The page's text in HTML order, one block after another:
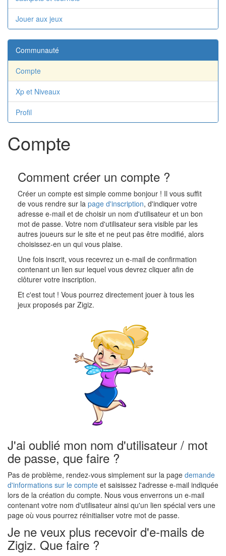
Jouer aux jeux
Communauté
Compte
Xp et Niveaux
Profil
Compte
Comment créer un compte ?
Créer un compte est simple comme bonjour ! Il vous suffit
de vous rendre sur la page d'inscription, d'indiquer votre
adresse e-mail et de choisir un nom d'utilisateur et un bon
mot de passe. Votre nom d'utilisateur sera visible par les
autres joueurs sur le site et ne peut pas être modifié, alors
choisissez-en un qui vous plaise.
Une fois inscrit, vous recevrez un e-mail de confirmation
contenant un lien sur lequel vous devrez cliquer afin de
clôturer votre inscription.
Et c'est tout ! Vous pourrez directement jouer à tous les
jeux proposés par Zigiz.
J'ai oublié mon nom d'utilisateur / mot
de passe, que faire ?
Pas de problème, rendez-vous simplement sur la page demande
d'informations sur le compte et saisissez l'adresse e-mail indiquée
lors de la création du compte. Nous vous enverrons un e-mail
contenant votre nom d'utilisateur ainsi qu'un lien spécial vers une
page où vous pourrez réinitialiser votre mot de passe.
Je ne veux plus recevoir d'e-mails de
Zigiz. Que faire ?